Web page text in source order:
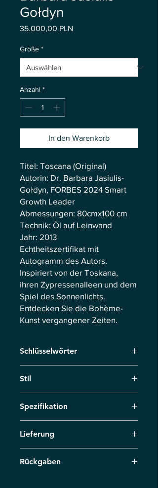
Gołdyn
35.000,00 PLN
Größe *
Anzahl *
In den Warenkorb
Titel: Toscana (Original)
Autorin: Dr. Barbara Jasiulis-
Gołdyn, FORBES 2024 Smart
Growth Leader
Abmessungen: 80cmx100 cm
Technik: Öl auf Leinwand
Jahr: 2013
Echtheitszertifikat mit
Autogramm des Autors.
Inspiriert von der Toskana,
ihren Zypressenalleen und dem
Spiel des Sonnenlichts.
Entdecken Sie die Bohème-
Kunst vergangener Zeiten.
Schlüsselwörter
Heiße Augusttage, Lichterspiel
Stil
Spezifikation
cm, Öl auf Karton.
Lieferung
innerhalb von 7 Werktagen. Bei
Rückgaben